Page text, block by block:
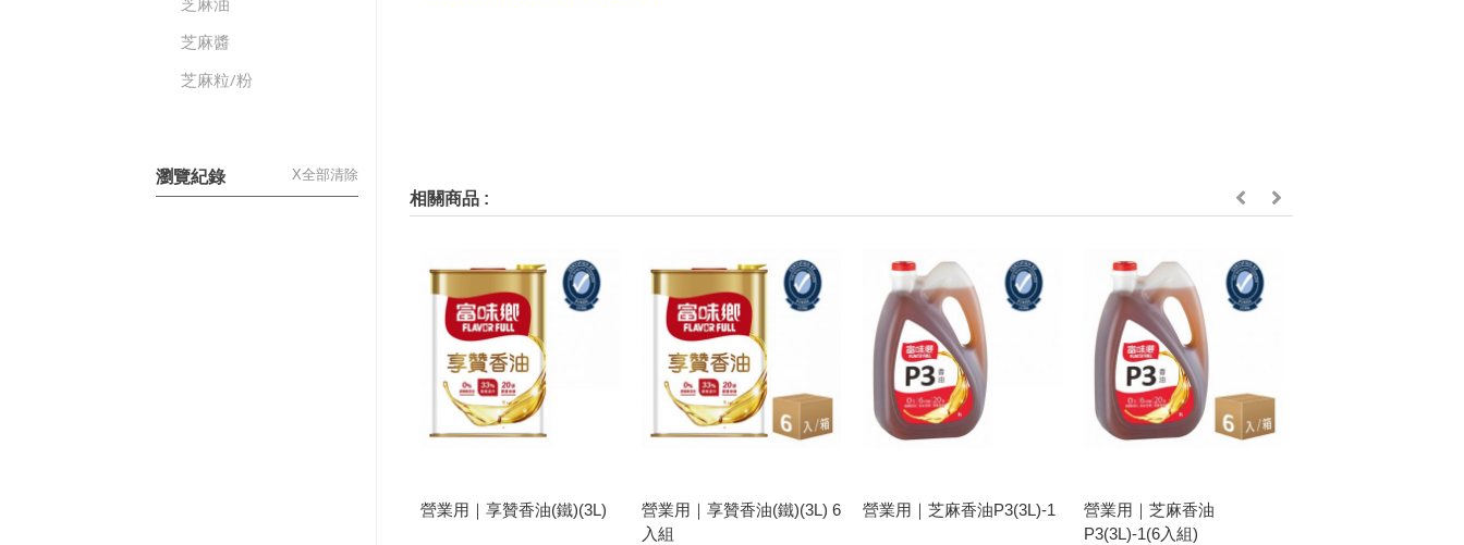
相關商品 :
營業用｜享贊香油(鐵)(3L)
營業用｜享贊香油(鐵)(3L) 6
入組
營業用｜芝麻香油P3(3L)-1
營業用｜芝麻香油
P3(3L)-1(6入組)
芝麻醬
芝麻粒/粉
瀏覽紀錄 X全部清除